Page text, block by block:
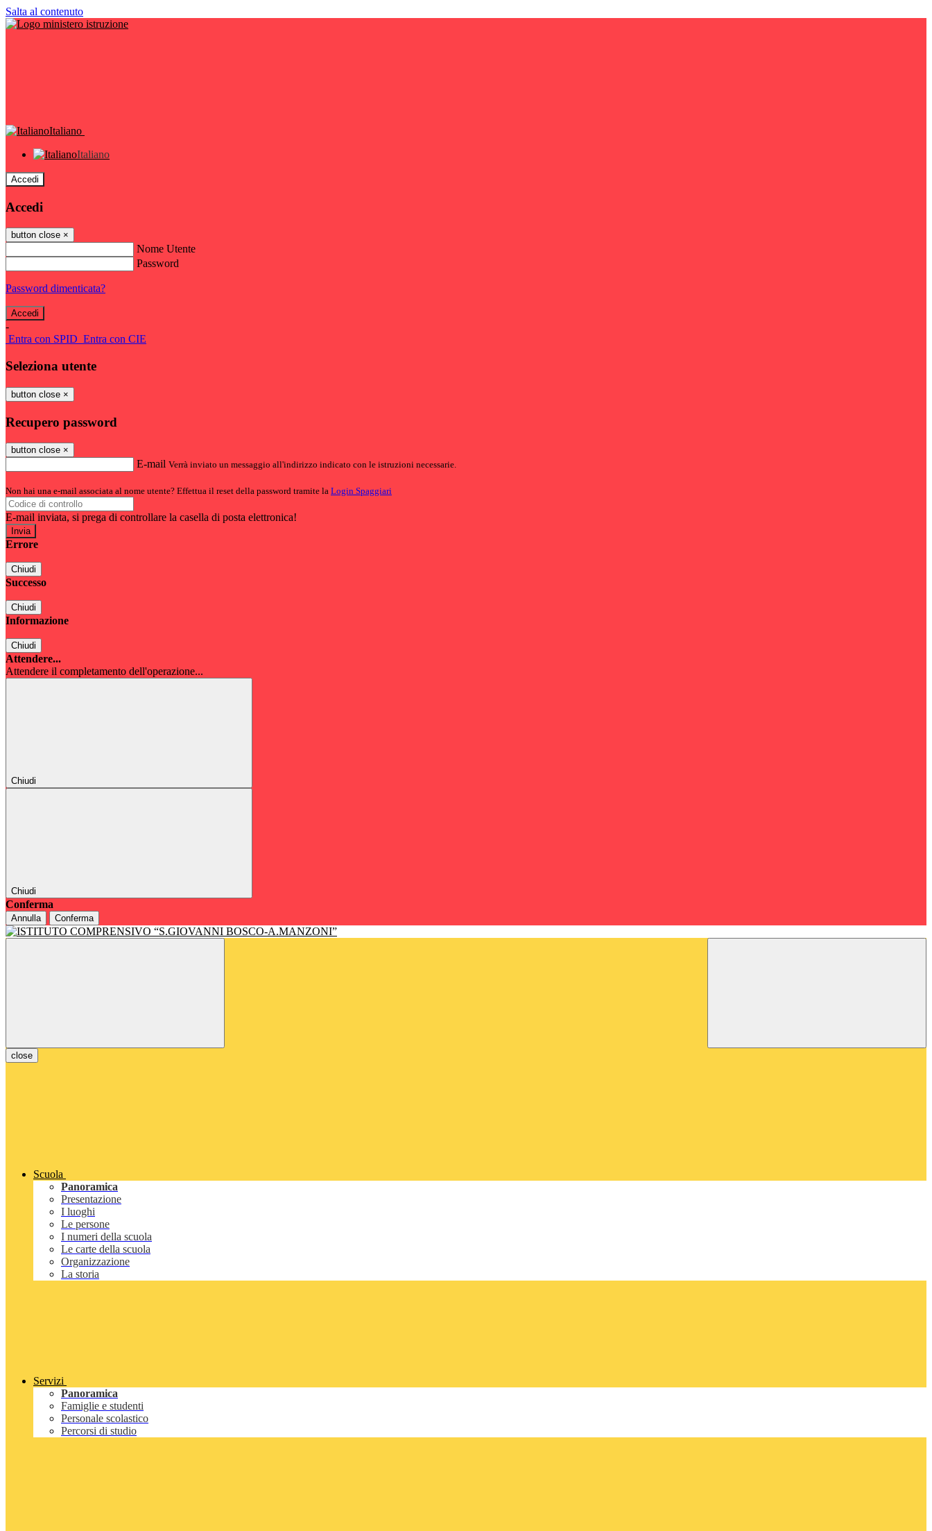
Salta al contenuto
Italiano
Italiano
Accedi
Accedi
button close ×
Nome Utente
Password
Password dimenticata?
-
Entra con SPID Entra con CIE
Seleziona utente
button close ×
Recupero password
button close ×
E-mail Verrà inviato un messaggio all'indirizzo indicato con le istruzioni necessarie.
Non hai una e-mail associata al nome utente? Effettua il reset della password tramite la Login Spaggiari
E-mail inviata, si prega di controllare la casella di posta elettronica!
Errore
Chiudi
Successo
Chiudi
Informazione
Chiudi
Attendere...
Attendere il completamento dell'operazione...
Chiudi
Chiudi
Conferma
Annulla Conferma
close
Scuola
Panoramica
Presentazione
I luoghi
Le persone
I numeri della scuola
Le carte della scuola
Organizzazione
La storia
Servizi
Panoramica
Famiglie e studenti
Personale scolastico
Percorsi di studio